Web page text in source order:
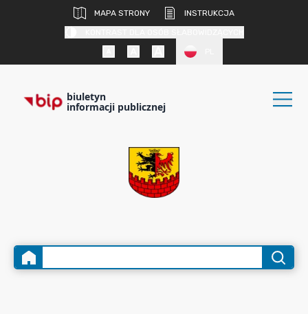
MAPA STRONY
INSTRUKCJA
biuletyn
informacji publicznej